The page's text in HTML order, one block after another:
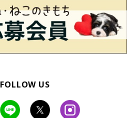
FOLLOW US